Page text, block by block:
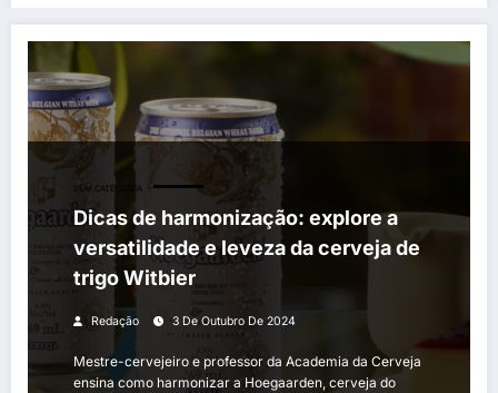
Dicas de harmonização: explore a versatilidade e leveza da cerveja
SEM CATEGORIA
Dicas de harmonização: explore a
versatilidade e leveza da cerveja de
trigo Witbier
Redação 3 De Outubro De 2024
Mestre-cervejeiro e professor da Academia da Cerveja
ensina como harmonizar a Hoegaarden, cerveja do